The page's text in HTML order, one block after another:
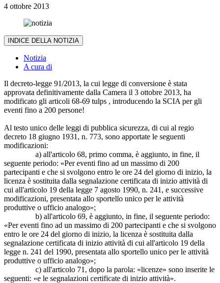
4 ottobre 2013
INDICE DELLA NOTIZIA
Notizia
A cura di
Il decreto-legge 91/2013, la cui legge di conversione è stata
approvata definitivamente dalla Camera il 3 ottobre 2013, ha
modificato gli articoli 68-69 tulps , introducendo la SCIA per gli
eventi fino a 200 persone!
Al testo unico delle leggi di pubblica sicurezza, di cui al regio
decreto 18 giugno 1931, n. 773, sono apportate le seguenti
modificazioni:
a) all'articolo 68, primo comma, è aggiunto, in fine, il
seguente periodo: «Per eventi fino ad un massimo di 200
partecipanti e che si svolgono entro le ore 24 del giorno di inizio, la
licenza è sostituita dalla segnalazione certificata di inizio attività di
cui all'articolo 19 della legge 7 agosto 1990, n. 241, e successive
modificazioni, presentata allo sportello unico per le attività
produttive o ufficio analogo»;
b) all'articolo 69, è aggiunto, in fine, il seguente periodo:
«Per eventi fino ad un massimo di 200 partecipanti e che si svolgono
entro le ore 24 del giorno di inizio, la licenza è sostituita dalla
segnalazione certificata di inizio attività di cui all'articolo 19 della
legge n. 241 del 1990, presentata allo sportello unico per le attività
produttive o ufficio analogo»;
c) all'articolo 71, dopo la parola: «licenze» sono inserite le
seguenti: «e le segnalazioni certificate di inizio attività».